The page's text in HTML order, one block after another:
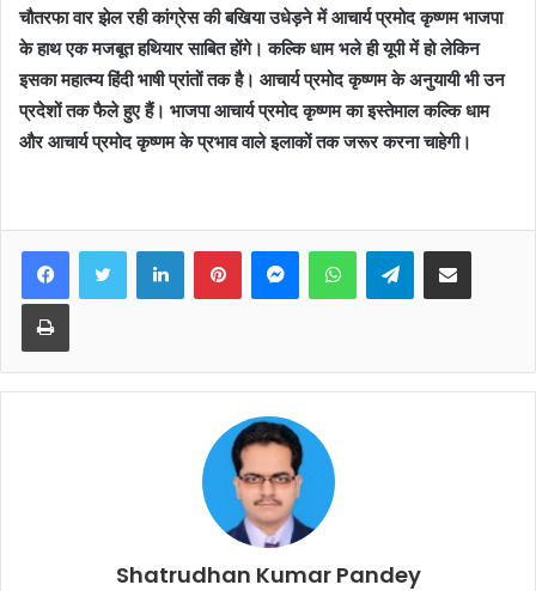
चौतरफा वार झेल रही कांग्रेस की बखिया उधेड़ने में आचार्य प्रमोद कृष्णम भाजपा
के हाथ एक मजबूत हथियार साबित होंगे। कल्कि धाम भले ही यूपी में हो लेकिन
इसका महात्म्य हिंदी भाषी प्रांतों तक है। आचार्य प्रमोद कृष्णम के अनुयायी भी उन
प्रदेशों तक फैले हुए हैं। भाजपा आचार्य प्रमोद कृष्णम का इस्तेमाल कल्कि धाम
और आचार्य प्रमोद कृष्णम के प्रभाव वाले इलाकों तक जरूर करना चाहेगी।
FacebookTwitter LinkedInPinterestMessengerWhatsAppTelegramShare via Email
Print
Shatrudhan Kumar Pandey